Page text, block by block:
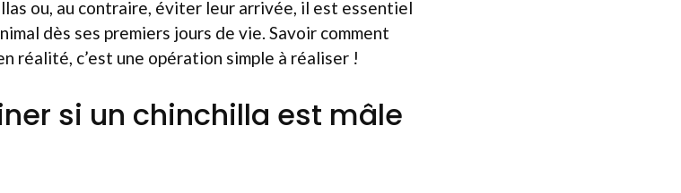
ou, au contraire, éviter leur arrivée, il est essentiel
dès ses premiers jours de vie. Savoir comment
réalité, c’est une opération simple à réaliser !
si un chinchilla est mâle